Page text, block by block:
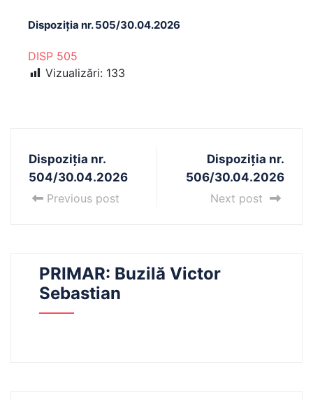
Dispoziția nr. 505/30.04.2026
DISP 505
Vizualizări: 133
Dispoziția nr.
504/30.04.2026
Previous post
Dispoziția nr.
506/30.04.2026
Next post
PRIMAR: Buzilă Victor
Sebastian